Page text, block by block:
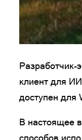
Разработчик-
клиент для
доступен для
В настоящее
способов